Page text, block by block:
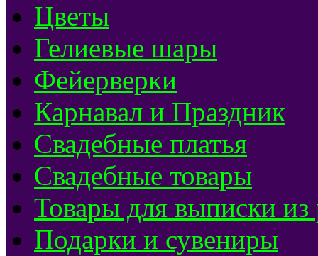
Цветы
Гелиевые шары
Фейерверки
Карнавал и Праздник
Свадебные платья
Свадебные товары
Товары для выписки из
Подарки и сувениры